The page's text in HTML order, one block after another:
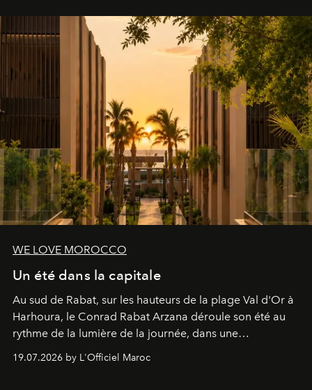
WE LOVE MOROCCO
Un été dans la capitale
Au sud de Rabat, sur les hauteurs de la plage Val d'Or à
Harhoura, le Conrad Rabat Arzana déroule son été au
rythme de la lumière de la journée, dans une
programmation pensée comme une succession de
rendez-vous avec l’océan.
19.07.2026 by L'Officiel Maroc